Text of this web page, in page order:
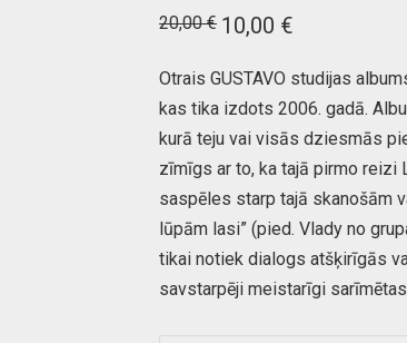
20,00€ Original
price
20,00 €.
10,00 €
10,00 €.
Otrais GUSTAVO studijas
kas tika izdots 2006. gadā.
kurā teju vai visās dziesmās
zīmīgs ar to, ka tajā pirmo reizi
saspēles starp tajā skanošām
lūpām lasi” (pied. Vlady no
tikai notiek dialogs atšķirīgās
savstarpēji meistarīgi